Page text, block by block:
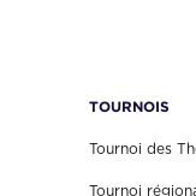
TOURNOIS
Tournoi des
Tournoi